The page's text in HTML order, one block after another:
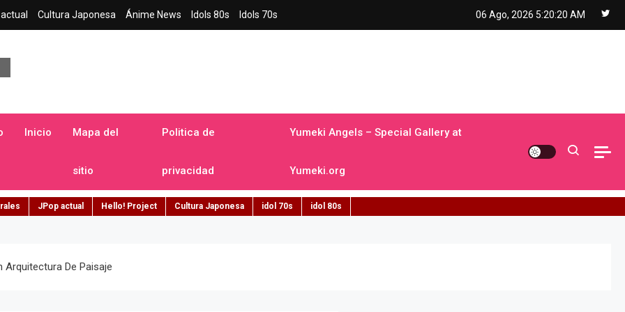
Cultura Japonesa Ánime News Idols 80s Idols 70s 06 Ago, 2026 5:20:21 AM
Inicio Mapa del
sitio
Politica de
privacidad
Yumeki Angels – Special Gallery at
Yumeki.org
JPop actual Hello! Project Cultura Japonesa idol 70s idol 80s
Arquitectura De Paisaje